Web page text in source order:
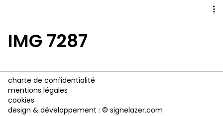
IMG 7287
charte de confidentialité
mentions légales
cookies
design & développement : © signelazer.com